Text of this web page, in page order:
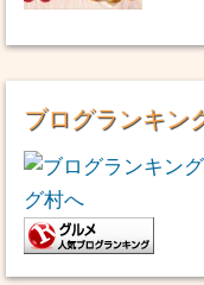
ブログランキン